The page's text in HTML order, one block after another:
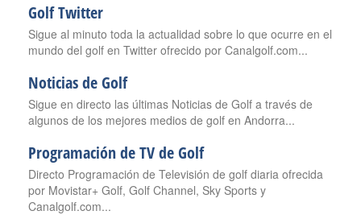
Golf Twitter
Sigue al minuto toda la actualidad sobre lo que ocurre en el
mundo del golf en Twitter ofrecido por Canalgolf.com...
Noticias de Golf
Sigue en directo las últimas Noticias de Golf a través de
algunos de los mejores medios de golf en Andorra...
Programación de TV de Golf
Directo Programación de Televisión de golf diaria ofrecida
por Movistar+ Golf, Golf Channel, Sky Sports y
Canalgolf.com...